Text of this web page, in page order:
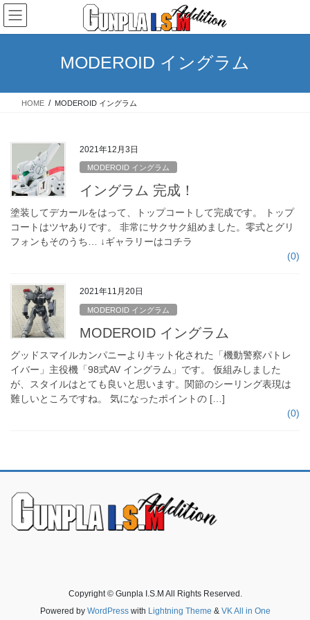
コ
ン
テ
ス
ナ
ビ
ゲ
ン
MODEROID イングラム
HOME MODEROID イングラム
2021年12月3日
MODEROID イングラム
イングラム 完成！
塗装してデカールをはって、トップコートして完成です。 トップ
コートはツヤありです。 非常にサクサク組めました。零式とグリ
フォンもそのうち… ↓ギャラリーはコチラ
(0)
2021年11月20日
MODEROID イングラム
MODEROID イングラム
グッドスマイルカンパニーよりキット化された「機動警察パトレ
イバー」主役機「98式AV イングラム」です。 仮組みしました
が、スタイルはとても良いと思います。関節のシーリング表現は
難しいところですね。 気になったポイントの […]
(0)
Copyright © Gunpla I.S.M All Rights Reserved.
Powered by WordPresswith Lightning Theme & VK All in One